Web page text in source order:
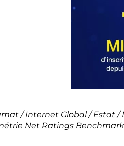
/ Internet Global /Estat /
Net Ratings